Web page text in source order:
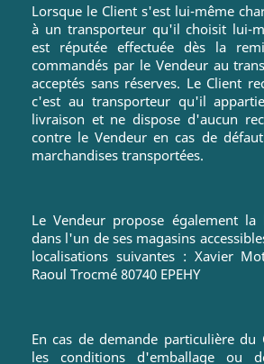
Lorsque le Client s'est lui-même
à un transporteur qu'il choisit lui-
est réputée effectuée dès la
commandés par le Vendeur au
acceptés sans réserves. Le Client
c'est au transporteur qu'il
livraison et ne dispose d'aucun
contre le Vendeur en cas de
marchandises transportées.
Le Vendeur propose également
dans l'un de ses magasins
localisations suivantes : Xavier
Raoul Trocmé 80740 EPEHY
En cas de demande particulière du
les conditions d'emballage ou